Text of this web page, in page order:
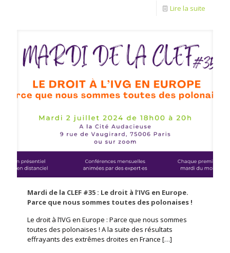
Lire la suite
Mardi de la CLEF #35 : Le droit à l’IVG en Europe.
Parce que nous sommes toutes des polonaises !
Le droit à l’IVG en Europe : Parce que nous sommes
toutes des polonaises ! A la suite des résultats
effrayants des extrêmes droites en France […]